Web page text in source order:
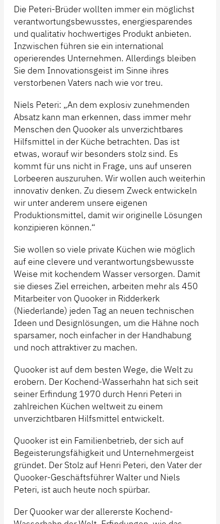
Die Peteri-Brüder wollten immer ein möglichst
verantwortungsbewusstes, energiesparendes
und qualitativ hochwertiges Produkt anbieten.
Inzwischen führen sie ein international
operierendes Unternehmen. Allerdings bleiben
Sie dem Innovationsgeist im Sinne ihres
verstorbenen Vaters nach wie vor treu.
Niels Peteri: „An dem explosiv zunehmenden
Absatz kann man erkennen, dass immer mehr
Menschen den Quooker als unverzichtbares
Hilfsmittel in der Küche betrachten. Das ist
etwas, worauf wir besonders stolz sind. Es
kommt für uns nicht in Frage, uns auf unseren
Lorbeeren auszuruhen. Wir wollen auch weiterhin
innovativ denken. Zu diesem Zweck entwickeln
wir unter anderem unsere eigenen
Produktionsmittel, damit wir originelle Lösungen
konzipieren können.“
Sie wollen so viele private Küchen wie möglich
auf eine clevere und verantwortungsbewusste
Weise mit kochendem Wasser versorgen. Damit
sie dieses Ziel erreichen, arbeiten mehr als 450
Mitarbeiter von Quooker in Ridderkerk
(Niederlande) jeden Tag an neuen technischen
Ideen und Designlösungen, um die Hähne noch
sparsamer, noch einfacher in der Handhabung
und noch attraktiver zu machen.
Quooker ist auf dem besten Wege, die Welt zu
erobern. Der Kochend-Wasserhahn hat sich seit
seiner Erfindung 1970 durch Henri Peteri in
zahlreichen Küchen weltweit zu einem
unverzichtbaren Hilfsmittel entwickelt.
Quooker ist ein Familienbetrieb, der sich auf
Begeisterungsfähigkeit und Unternehmergeist
gründet. Der Stolz auf Henri Peteri, den Vater der
Quooker-Geschäftsführer Walter und Niels
Peteri, ist auch heute noch spürbar.
Der Quooker war der allererste Kochend-